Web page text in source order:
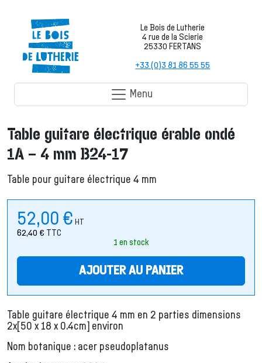
Le Bois de Lutherie
4 rue de la Scierie
25330 FERTANS
+33 (0)3 81 86 55 55
Menu
Table guitare électrique érable ondé
1A – 4 mm B24-17
Table pour guitare électrique 4 mm
52,00 € HT
62,40 € TTC
1 en stock
AJOUTER AU PANIER
Table guitare électrique 4 mm en 2 parties dimensions
2x[50 x 18 x 0.4cm] environ
Nom botanique : acer pseudoplatanus